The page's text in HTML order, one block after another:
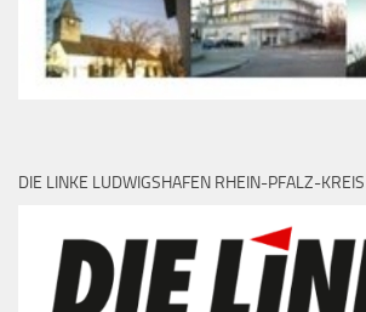
DIE LINKE LUDWIGSHAFEN RHEIN-PFALZ-KREIS